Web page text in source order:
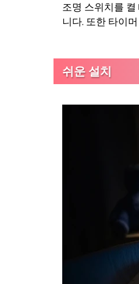
조명 스위치를
니다. 또한 타이
쉬운 설치